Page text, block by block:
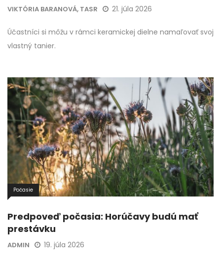
VIKTÓRIA BARANOVÁ, TASR 21. júla 2026
Účastníci si môžu v rámci keramickej dielne namaľovať svoj
vlastný tanier.
Počasie
Predpoveď počasia: Horúčavy budú mať
prestávku
ADMIN 19. júla 2026